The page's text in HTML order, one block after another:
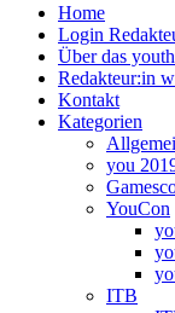
Home
Login
Über das
Redakteur:in
Kontakt
Kategorien
you
YouCon
ITB